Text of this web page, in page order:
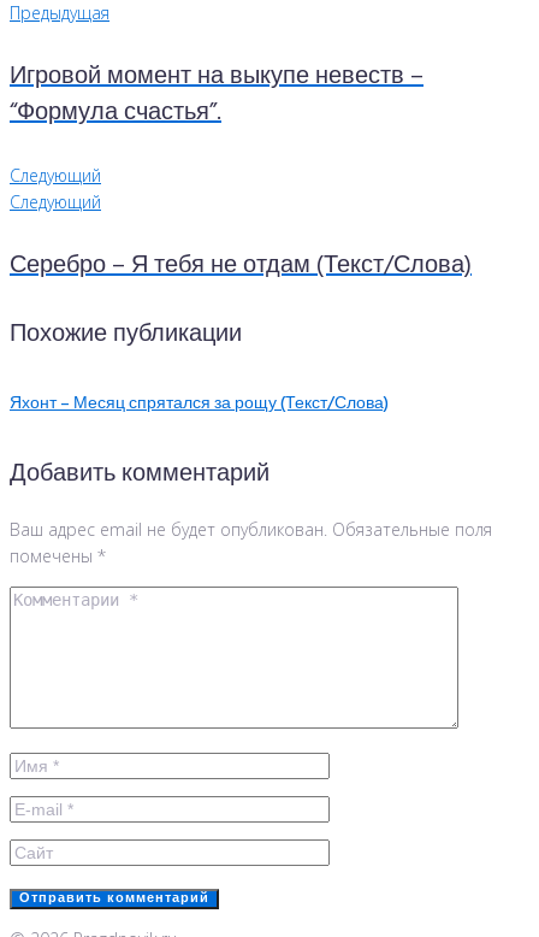
Предыдущая
Игровой момент на выкупе невеств –
“Формула счастья”.
Следующий
Следующий
Серебро – Я тебя не отдам (Текст/Слова)
Похожие публикации
Яхонт – Месяц спрятался за рощу (Текст/Слова)
Добавить комментарий
Ваш адрес email не будет опубликован. Обязательные поля
помечены *